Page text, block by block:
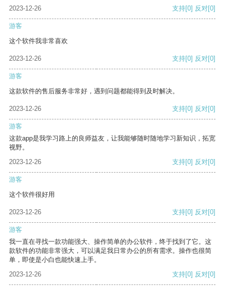
2023-12-26 支持[0] 反对[0]
游客
这个软件我非常喜欢
2023-12-26 支持[0] 反对[0]
游客
这款软件的售后服务非常好，遇到问题都能得到及时解决。
2023-12-26 支持[0] 反对[0]
游客
这款app是我学习路上的良师益友，让我能够随时随地学习新知识，拓宽
视野。
2023-12-26
支持[0] 反对[0]
游客
这个软件很好用
2023-12-26 支持[0] 反对[0]
游客
我一直在寻找一款功能强大、操作简单的办公软件，终于找到了它。这
款软件的功能非常强大，可以满足我日常办公的所有需求。操作也很简
单，即使是小白也能快速上手。
2023-12-26
支持[0] 反对[0]